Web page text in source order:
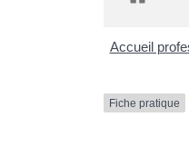
Accueil
Fiche pratique